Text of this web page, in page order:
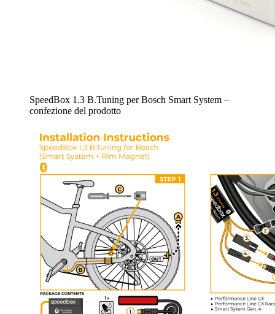
SpeedBox 1.3 B.Tuning per Bosch Smart System –
confezione del prodotto